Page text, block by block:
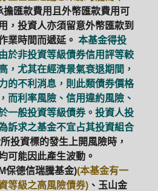
時平衡 壽星優惠
國品牌 0%手續費
略成長 拉丁美洲
大中華
擔匯款費用且外幣匯款費用可
，投資人亦須留意外幣匯款到
業時間而遞延。 本基金得投
於非投資等級債券信用評等較
，尤其在經濟景氣衰退期間，
的不利消息，則此類債券價格
而利率風險、信用違約風險、
一般投資等級債券。投資人投
訴求之基金不宜占其投資組合
投資標的發生上開風險時，
可能因此產生波動。
保德信瑞騰基金)(本基金有一
等級之高風險債券) 、玉山金